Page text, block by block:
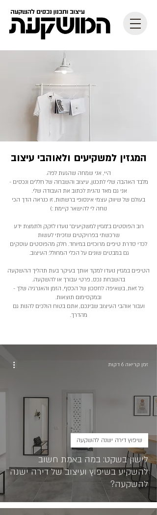
המגזין למשקיעים ולאוהבי עיצוב
היי, אני שמחה שהגעת לפה.
מלבד האהבה שלי לתכנון, עיצוב והשבחה של חללים ונכסים -
אני גם מאד נהנית לכתוב את העבודה שלי.
בעולם של שיווק עצמי אינסופי ברשתות, זו כנראה הדך הכי
נוחה לי להישאר קיימת :)
רוב הפוסטים ב״מגזין למשקיעים״ נועדו לזקק ולתמצת ידע
שרכשתי בפרויקטים שזכיתי לעשות
לכדי סדרת טיפים מרוכזים במיוחד. חלק מהפוסטים עוסקים
גם במבטים שונים על הכלי המחולל: העיצוב.
הטיפים במגזין נועדו למקד אותך בעיקר בעת תהליך ההשקעה
בהשבחת נכס, פרטי עבורך או להשקעה.
כל זאת, בשאיפה לחסכון של הכסף, הזמן והאנרגיה שלך -
ובמקסימום תוצאות.
ועבור אוהבי העיצוב שבינכם, אתם בטוח הולכים להנות גם
מהדרך.
לישון בשקט: במה באמת חשוב
להשקיע בשיפוץ ועיצוב של דירה ישנה
להשקעה?
שיפוץ דירה ישנה להשקעה
זמן קריאה 6 דקות